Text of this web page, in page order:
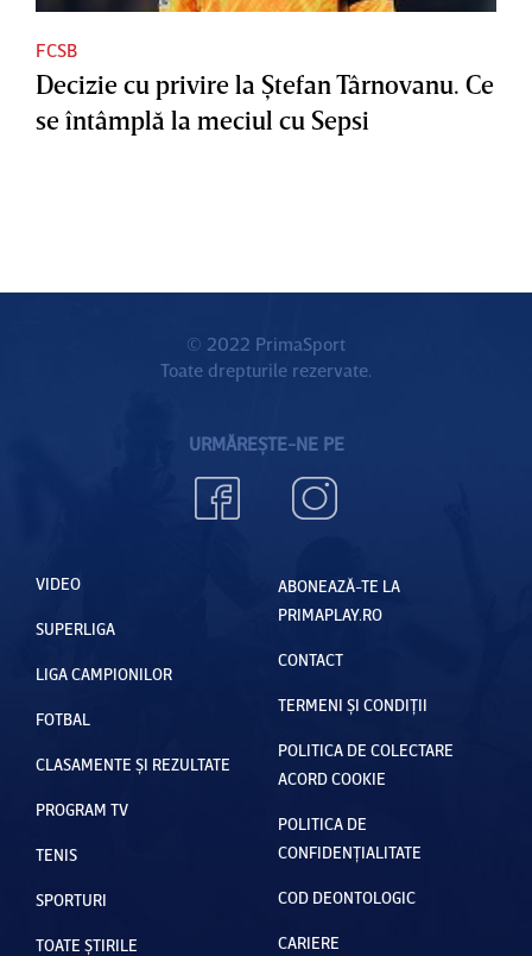
FCSB
Decizie cu privire la Ştefan Târnovanu. Ce
se întâmplă la meciul cu Sepsi
© 2022 PrimaSport
Toate drepturile rezervate.
URMĂREȘTE-NE PE
VIDEO
SUPERLIGA
LIGA CAMPIONILOR
FOTBAL
CLASAMENTE ȘI REZULTATE
PROGRAM TV
TENIS
SPORTURI
TOATE ȘTIRILE
ABONEAZĂ-TE LA
PRIMAPLAY.RO
CONTACT
TERMENI ȘI CONDIȚII
POLITICA DE COLECTARE
ACORD COOKIE
POLITICA DE
CONFIDENȚIALITATE
COD DEONTOLOGIC
CARIERE